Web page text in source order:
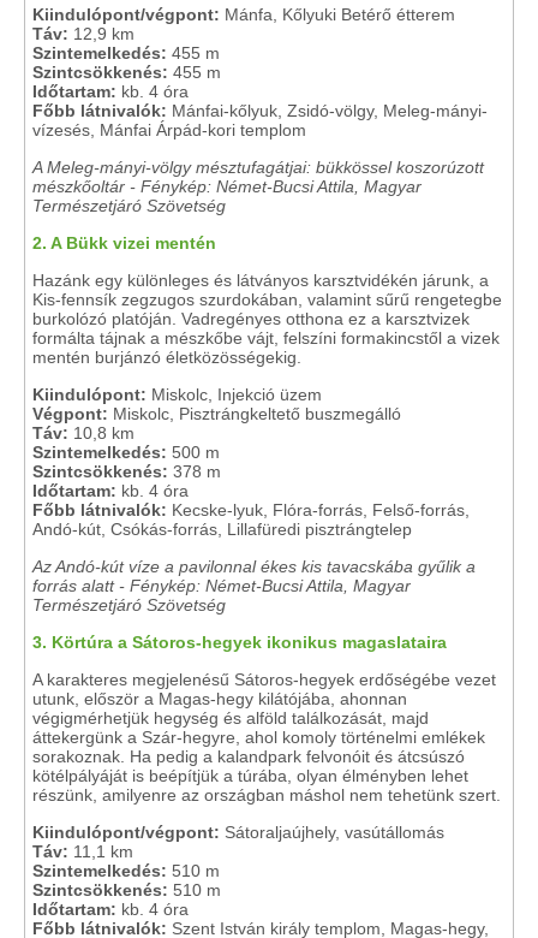
Kiindulópont/végpont: Mánfa, Kőlyuki Betérő étterem
Táv: 12,9 km
Szintemelkedés: 455 m
Szintcsökkenés: 455 m
Időtartam: kb. 4 óra
Főbb látnivalók: Mánfai-kőlyuk, Zsidó-völgy, Meleg-mányi-
vízesés, Mánfai Árpád-kori templom
A Meleg-mányi-völgy mésztufagátjai: bükkössel koszorúzott
mészkőoltár - Fénykép: Német-Bucsi Attila, Magyar
Természetjáró Szövetség
2. A Bükk vizei mentén
Hazánk egy különleges és látványos karsztvidékén járunk, a
Kis-fennsík zegzugos szurdokában, valamint sűrű rengetegbe
burkolózó platóján. Vadregényes otthona ez a karsztvizek
formálta tájnak a mészkőbe vájt, felszíni formakincstől a vizek
mentén burjánzó életközösségekig.
Kiindulópont: Miskolc, Injekció üzem
Végpont: Miskolc, Pisztrángkeltető buszmegálló
Táv: 10,8 km
Szintemelkedés: 500 m
Szintcsökkenés: 378 m
Időtartam: kb. 4 óra
Főbb látnivalók: Kecske-lyuk, Flóra-forrás, Felső-forrás,
Andó-kút, Csókás-forrás, Lillafüredi pisztrángtelep
Az Andó-kút víze a pavilonnal ékes kis tavacskába gyűlik a
forrás alatt - Fénykép: Német-Bucsi Attila, Magyar
Természetjáró Szövetség
3. Körtúra a Sátoros-hegyek ikonikus magaslataira
A karakteres megjelenésű Sátoros-hegyek erdőségébe vezet
utunk, először a Magas-hegy kilátójába, ahonnan
végigmérhetjük hegység és alföld találkozását, majd
áttekergünk a Szár-hegyre, ahol komoly történelmi emlékek
sorakoznak. Ha pedig a kalandpark felvonóit és átcsúszó
kötélpályáját is beépítjük a túrába, olyan élményben lehet
részünk, amilyenre az országban máshol nem tehetünk szert.
Kiindulópont/végpont: Sátoraljaújhely, vasútállomás
Táv: 11,1 km
Szintemelkedés: 510 m
Szintcsökkenés: 510 m
Időtartam: kb. 4 óra
Főbb látnivalók: Szent István király templom, Magas-hegy,